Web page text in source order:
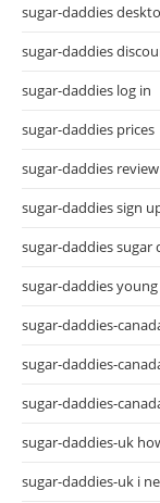
sugar-daddies
sugar-daddies
sugar-daddies log in
sugar-daddies prices
sugar-daddies review
sugar-daddies sign
sugar-daddies sugar
sugar-daddies
sugar-daddies-
sugar-daddies-
sugar-daddies-
sugar-daddies-uk
sugar-daddies-uk i